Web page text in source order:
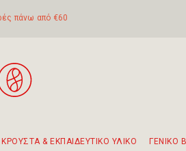
πάνω από €60
ΚΡΟΥΣΤΑ & ΕΚΠΑΙΔΕΥΤΙΚΟ ΥΛΙΚΟ ΓΕΝΙΚΟ